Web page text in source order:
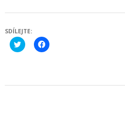
SDÍLEJTE:
Click
to
new
Click
to
new